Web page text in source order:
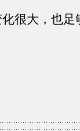
很大，也足